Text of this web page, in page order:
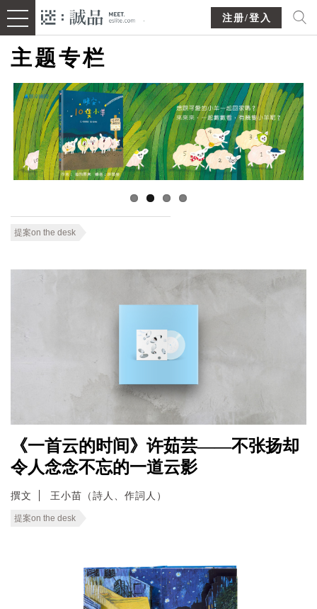
注册/登入
主题专栏
提案on the desk
《一首云的时间》许茹芸——不张扬却
令人念念不忘的一道云影
撰文 王小苗（詩人、作詞人）
提案on the desk